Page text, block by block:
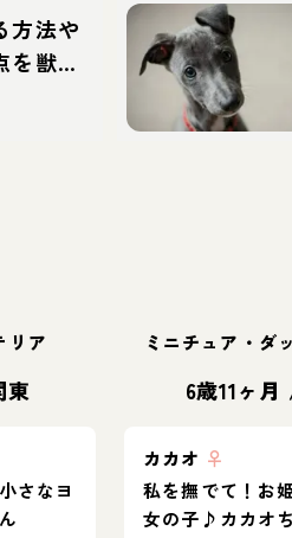
方法や
を獣医
リア
東
さなヨ
ミニチュア・ダ
6歳11ヶ月
カカオ ♀
私を撫でて！お
女の子♪カカオ